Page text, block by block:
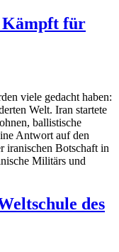
Kämpft für
viele gedacht haben:
Welt. Iran startete
ballistische
Antwort auf den
iranischen Botschaft in
Militärs und
des